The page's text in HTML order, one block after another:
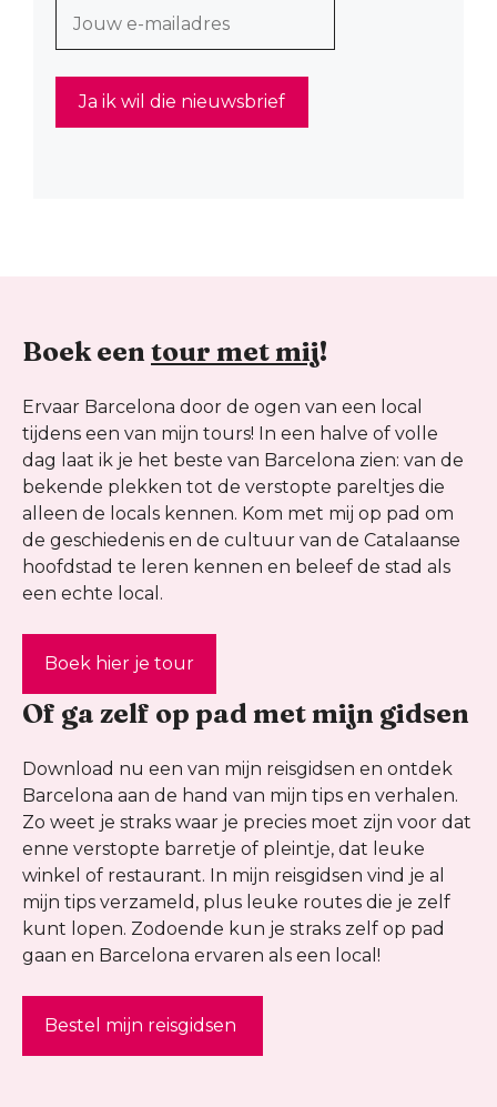
Boek een tour met mij!
Ervaar Barcelona door de ogen van een local
tijdens een van mijn tours! In een halve of volle
dag laat ik je het beste van Barcelona zien: van de
bekende plekken tot de verstopte pareltjes die
alleen de locals kennen. Kom met mij op pad om
de geschiedenis en de cultuur van de Catalaanse
hoofdstad te leren kennen en beleef de stad als
een echte local.
Boek hier je tour
Of ga zelf op pad met mijn gidsen
Download nu een van mijn reisgidsen en ontdek
Barcelona aan de hand van mijn tips en verhalen.
Zo weet je straks waar je precies moet zijn voor dat
enne verstopte barretje of pleintje, dat leuke
winkel of restaurant. In mijn reisgidsen vind je al
mijn tips verzameld, plus leuke routes die je zelf
kunt lopen. Zodoende kun je straks zelf op pad
gaan en Barcelona ervaren als een local!
Bestel mijn reisgidsen